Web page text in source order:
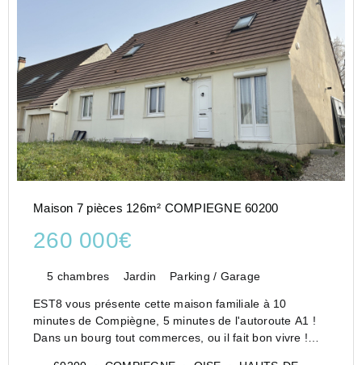
Maison 7 pièces 126m² COMPIEGNE 60200
260 000€
5 chambres Jardin Parking / Garage
EST8 vous présente cette maison familiale à 10
minutes de Compiègne, 5 minutes de l'autoroute A1 !
Dans un bourg tout commerces, ou il fait bon vivre !